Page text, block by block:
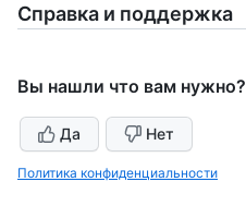
Справка и поддержка
Вы нашли что вам нужно?
Да Нет
Политика конфиденциальности